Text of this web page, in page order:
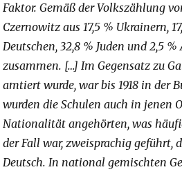
Faktor. Gemäß der Volkszählung
Czernowitz aus 17,5 % Ukrainern,
Deutschen, 32,8 % Juden und 2,5
zusammen. […] Im Gegensatz zu
amtiert wurde, war bis 1918 in der
wurden die Schulen auch in jenen
Nationalität angehörten, was
der Fall war, zweisprachig geführt,
Deutsch. In national gemischten